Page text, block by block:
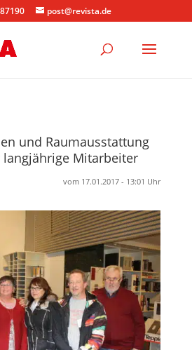
post@revista.de
und Raumausstattung
langjährige Mitarbeiter
vom 17.01.2017 - 13:01 Uhr